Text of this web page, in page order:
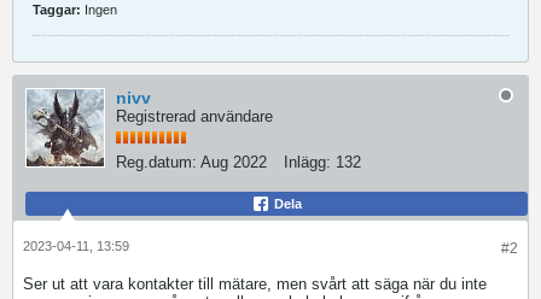
Taggar: Ingen
nivv
Registrerad användare
Reg.datum: Aug 2022 Inlägg: 132
Dela
#2
2023-04-11, 13:59
Ser ut att vara kontakter till mätare, men svårt att säga när du inte